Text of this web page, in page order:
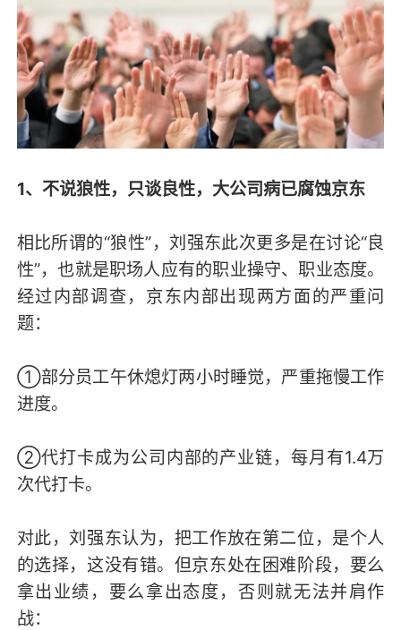
1、不说狼性，只谈良性，大公司病已腐蚀京东
相比所谓的“狼性”，刘强东此次更多是在讨论“良
性”，也就是职场人应有的职业操守、职业态度。
经过内部调查，京东内部出现两方面的严重问
题：
①部分员工午休熄灯两小时睡觉，严重拖慢工作
进度。
②代打卡成为公司内部的产业链，每月有1.4万
次代打卡。
对此，刘强东认为，把工作放在第二位，是个人
的选择，这没有错。但京东处在困难阶段，要么
拿出业绩，要么拿出态度，否则就无法并肩作
战：